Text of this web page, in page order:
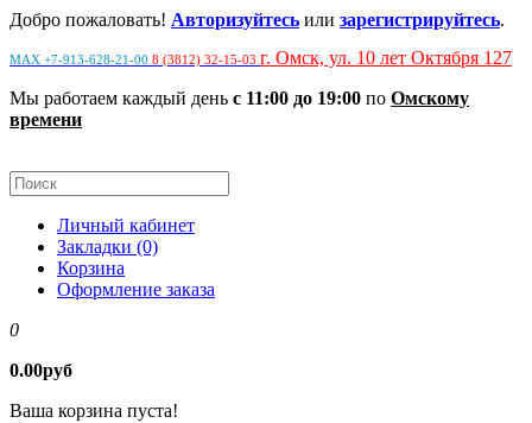
Добро пожаловать! Авторизуйтесь или зарегистрируйтесь.
MAX +7-913-628-21-00 8 (3812) 32-15-03 г. Омск, ул. 10 лет Октября 127
Мы работаем каждый день с 11:00 до 19:00 по Омскому
времени
Личный кабинет
Закладки (0)
Корзина
Оформление заказа
0
0.00руб
Ваша корзина пуста!